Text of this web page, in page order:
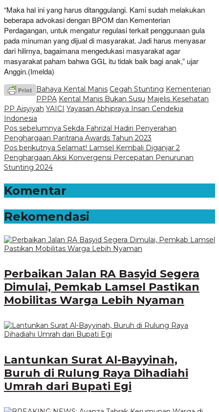
“Maka hal ini yang harus ditanggulangi. Kami sudah melakukan
beberapa advokasi dengan BPOM dan Kementerian
Perdagangan, untuk mengatur regulasi terkait penggunaan gula
pada minuman yang dijual di masyarakat. Jadi harus menyasar
dari hilirnya, bagaimana mengedukasi masyarakat agar
masyarakat paham bahwa GGL itu tidak baik bagi anak,” ujar
Anggin.(Imelda)
Bahaya Kental Manis Cegah Stunting Kementerian
PPPA Kental Manis Bukan Susu Majelis Kesehatan
PP Aisyiyah YAICI Yayasan Abhipraya Insan Cendekia
Indonesia
Navigasi
pos
Pos sebelumnya Sekda Fahrizal Hadiri Penyerahan
Penghargaan Paritrana Awards Tahun 2023
Pos berikutnya Selamat! Lamsel Kembali Diganjar 2
Penghargaan Aksi Konvergensi Percepatan Penurunan
Stunting 2024
Komentar
Rekomendasi
Perbaikan Jalan RA Basyid Segera
Dimulai, Pemkab Lamsel Pastikan
Mobilitas Warga Lebih Nyaman
Lantunkan Surat Al-Bayyinah,
Buruh di Rulung Raya Dihadiahi
Umrah dari Bupati Egi